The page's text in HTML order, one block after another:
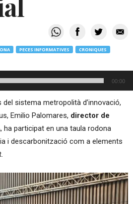
PECES INFORMATIVES
CRONIQUES
00:00
sistema metropolità d’innovació,
Emilio Palomares, director de
ha participat en una taula rodona
i descarbonització com a elements